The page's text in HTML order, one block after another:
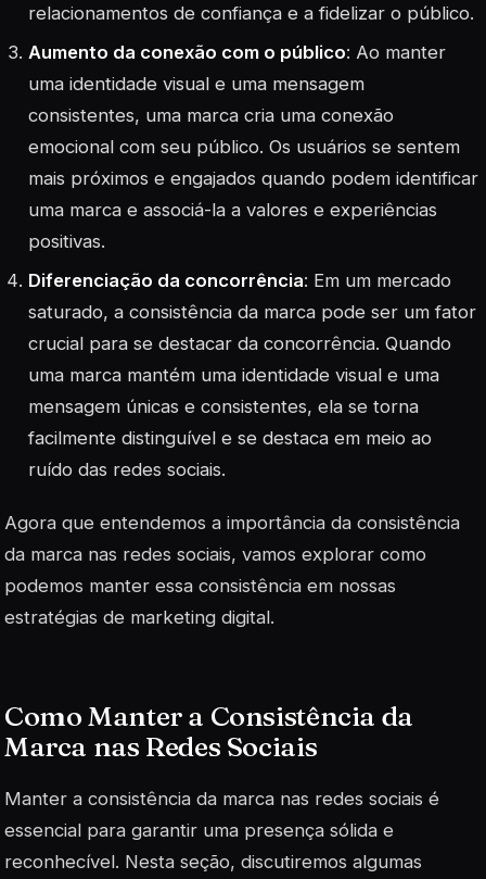
relacionamentos de confiança e a fidelizar o público.
Aumento da conexão com o público: Ao manter
uma identidade visual e uma mensagem
consistentes, uma marca cria uma conexão
emocional com seu público. Os usuários se sentem
mais próximos e engajados quando podem identificar
uma marca e associá-la a valores e experiências
positivas.
Diferenciação da concorrência: Em um mercado
saturado, a consistência da marca pode ser um fator
crucial para se destacar da concorrência. Quando
uma marca mantém uma identidade visual e uma
mensagem únicas e consistentes, ela se torna
facilmente distinguível e se destaca em meio ao
ruído das redes sociais.
Agora que entendemos a importância da consistência
da marca nas redes sociais, vamos explorar como
podemos manter essa consistência em nossas
estratégias de marketing digital.
Como Manter a Consistência da
Marca nas Redes Sociais
Manter a consistência da marca nas redes sociais é
essencial para garantir uma presença sólida e
reconhecível. Nesta seção, discutiremos algumas